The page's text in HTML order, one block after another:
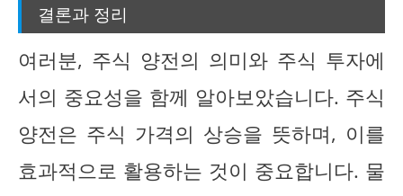
결론과 정리
여러분, 주식 양전의 의미와 주식 투자에
서의 중요성을 함께 알아보았습니다. 주식
양전은 주식 가격의 상승을 뜻하며, 이를
효과적으로 활용하는 것이 중요합니다. 물